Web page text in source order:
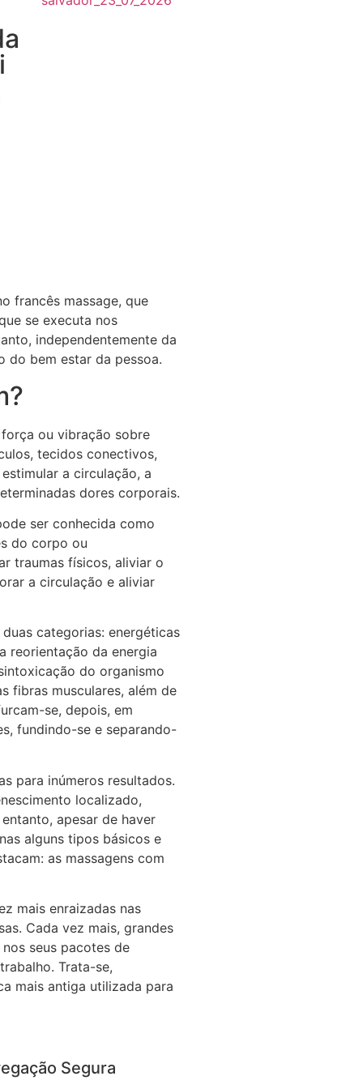
francês massage, que
se executa nos
independentemente da
do bem estar da pessoa.
ou vibração sobre
tecidos conectivos,
a circulação, a
dores corporais.
ser conhecida como
do corpo ou
traumas físicos, aliviar o
a circulação e aliviar
categorias: energéticas
reorientação da energia
do organismo
fibras musculares, além de
se, depois, em
fundindo-se e separando-
para inúmeros resultados.
localizado,
apesar de haver
alguns tipos básicos e
as massagens com
mais enraizadas nas
Cada vez mais, grandes
seus pacotes de
Trata-se,
mais antiga utilizada para
Segura